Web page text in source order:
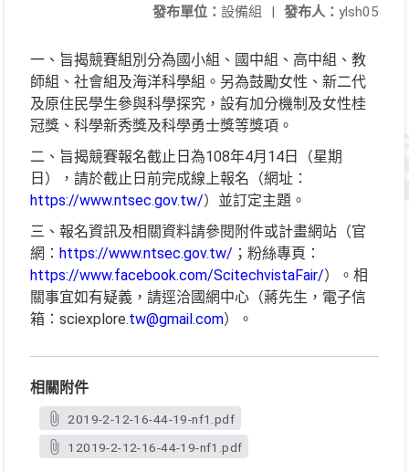
發布人： ylsh05
發布單位： 設備組 |
一、旨揭競賽組別分為國小組、國中組、高中組、教
師組、社會組及海洋科學組。另為鼓勵女性、新二代
及原住民學生參與科學探究，設有加分機制及女性桂
冠獎、科學新秀獎及科學勇士獎等獎項。
二、旨揭競賽報名截止日為108年4月14日（星期
日），請於截止日前完成線上報名（網址：
https://www.ntsec.gov.tw/）並訂定主題。
三、報名資訊及相關資料請參閱附件或計畫網站（官
網： https://www.ntsec.gov.tw/ ；粉絲專頁：
https://www.facebook.com/ScitechvistaFair/）。相
關事宜如有疑義，請逕洽國網中心（蔣先生，電子信
箱：sciexplore.tw@gmail.com）。
相關附件
2019-2-12-16-44-19-nf1.pdf
12019-2-12-16-44-19-nf1.pdf